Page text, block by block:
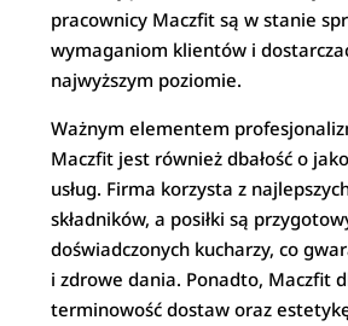
pracownicy Maczfit są w stanie
wymaganiom klientów i
najwyższym poziomie.
Ważnym elementem
Maczfit jest również dbałość o
usług. Firma korzysta z
składników, a posiłki są
doświadczonych kucharzy, co
i zdrowe dania. Ponadto, Maczfit
terminowość dostaw oraz